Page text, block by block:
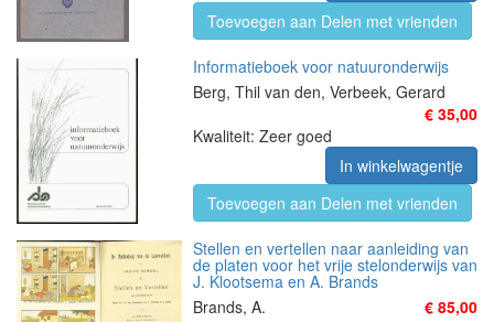
Toevoegen aan Delen met vrienden
Informatieboek voor natuuronderwijs
Berg, Thil van den, Verbeek, Gerard
€ 35,00
Kwaliteit: Zeer goed
In winkelwagentje
Toevoegen aan Delen met vrienden
Stellen en vertellen naar aanleiding van
de platen voor het vrije stelonderwijs van
J. Klootsema en A. Brands
Brands, A.
€ 85,00